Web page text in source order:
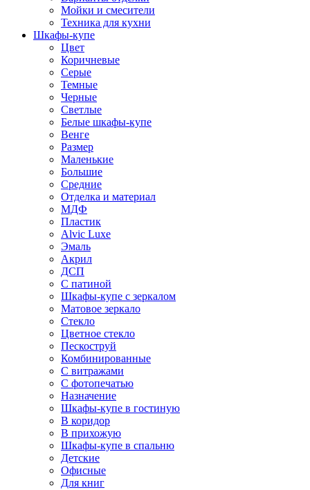
Мойки и смесители
Техника для кухни
Шкафы-купе
Цвет
Коричневые
Серые
Темные
Черные
Светлые
Белые шкафы-купе
Венге
Размер
Маленькие
Большие
Средние
Отделка и материал
МДФ
Пластик
Alvic Luxe
Эмаль
Акрил
ДСП
С патиной
Шкафы-купе с зеркалом
Матовое зеркало
Стекло
Цветное стекло
Пескоструй
Комбинированные
С витражами
С фотопечатью
Назначение
Шкафы-купе в гостиную
В коридор
В прихожую
Шкафы-купе в спальню
Детские
Офисные
Для книг